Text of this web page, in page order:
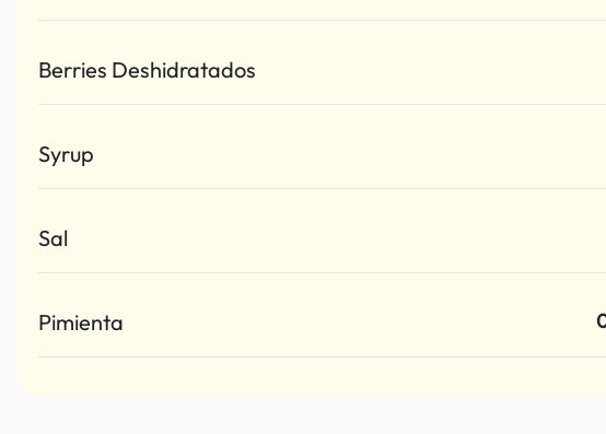
Berries Deshidratados
Syrup
Sal
Pimienta